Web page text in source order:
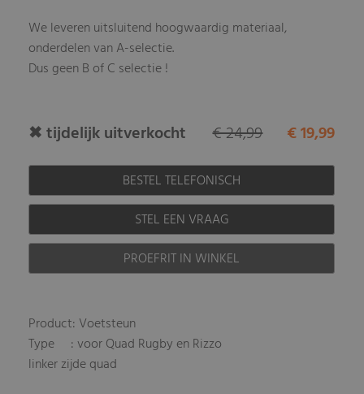
We leveren uitsluitend hoogwaardig materiaal,
onderdelen van A-selectie.
Dus geen B of C selectie !
✖ tijdelijk uitverkocht € 19,99
€ 24,99
BESTEL TELEFONISCH
STEL EEN VRAAG
PROEFRIT IN WINKEL
Product: Voetsteun
Type : voor Quad Rugby en Rizzo
linker zijde quad